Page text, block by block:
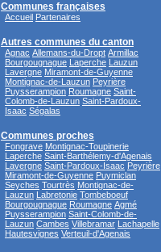
Communes françaises
Accueil Partenaires
Autres communes du canton
Agnac Allemans-du-Dropt Armillac
Bourgougnague Laperche Lauzun
Lavergne Miramont-de-Guyenne
Montignac-de-Lauzun Peyrière
Puysserampion Roumagne Saint-
Colomb-de-Lauzun Saint-Pardoux-
Isaac Ségalas
Communes proches
Fongrave Montignac-Toupinerie
Laperche Saint-Barthélemy-d'Agenais
Lavergne Saint-Pardoux-Isaac Peyrière
Miramont-de-Guyenne Puymiclan
Seyches Tourtrès Montignac-de-
Lauzun Labretonie Tombeboeuf
Bourgougnague Roumagne Agmé
Puysserampion Saint-Colomb-de-
Lauzun Cambes Villebramar Lachapelle
Hautesvignes Verteuil-d'Agenais